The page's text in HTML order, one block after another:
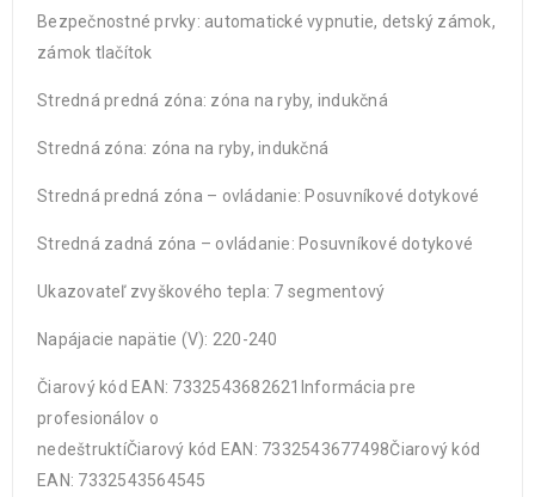
Bezpečnostné prvky: automatické vypnutie, detský zámok,
zámok tlačítok
Stredná predná zóna: zóna na ryby, indukčná
Stredná zóna: zóna na ryby, indukčná
Stredná predná zóna – ovládanie: Posuvníkové dotykové
Stredná zadná zóna – ovládanie: Posuvníkové dotykové
Ukazovateľ zvyškového tepla: 7 segmentový
Napájacie napätie (V): 220-240
Čiarový kód EAN: 7332543682621Informácia pre
profesionálov o
nedeštruktíČiarový kód EAN: 7332543677498Čiarový kód
EAN: 7332543564545